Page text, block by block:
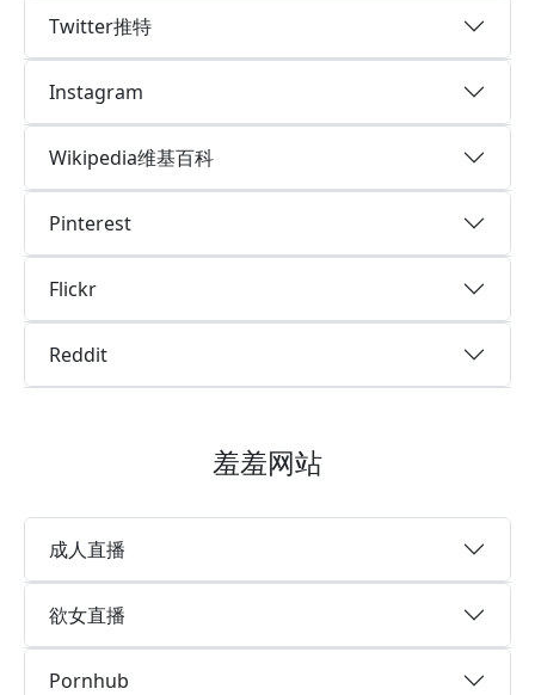
Twitter推特
Instagram
Wikipedia维基百科
Pinterest
Flickr
Reddit
羞羞网站
成人直播
欲女直播
Pornhub